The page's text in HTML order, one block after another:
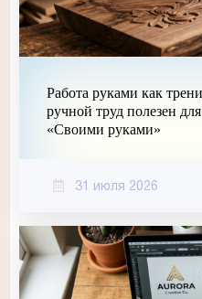
Работа руками как
ручной труд полезен
«Своими руками»
31 июля 2026